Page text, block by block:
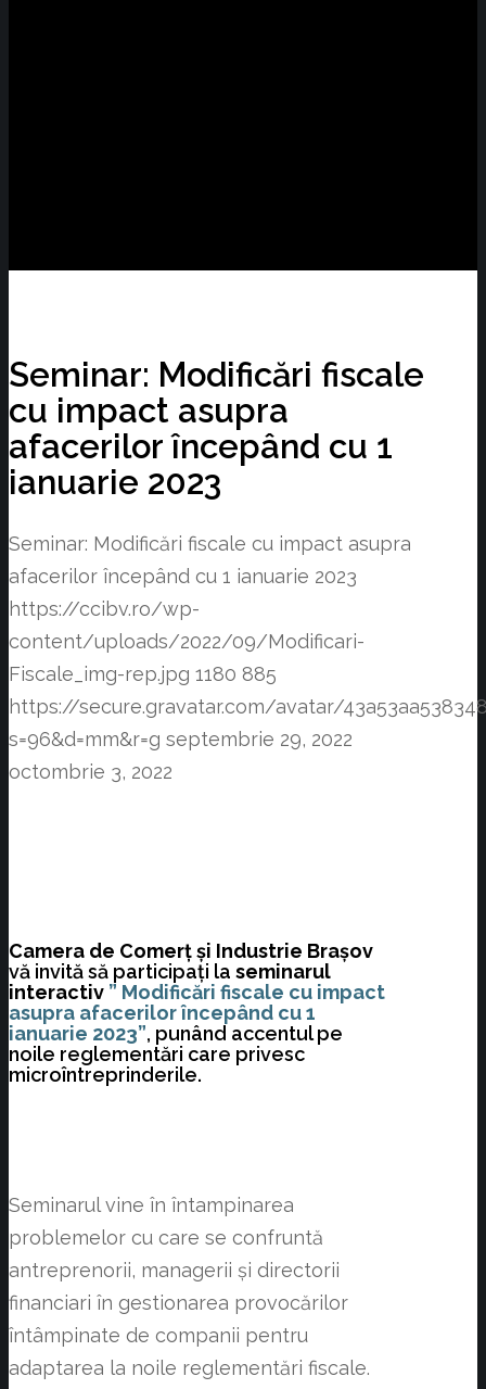
Seminar: Modificări fiscale
cu impact asupra
afacerilor începând cu 1
ianuarie 2023
Seminar: Modificări fiscale cu impact asupra
afacerilor începând cu 1 ianuarie 2023
https://ccibv.ro/wp-
content/uploads/2022/09/Modificari-
Fiscale_img-rep.jpg 1180 885
https://secure.gravatar.com/avatar/
s=96&d=mm&r=g septembrie 29, 2022
octombrie 3, 2022
Camera de Comerț și Industrie Brașov
vă invită să participați la seminarul
interactiv ” Modificări fiscale cu impact
asupra afacerilor începând cu 1
ianuarie 2023”, punând accentul pe
noile reglementări care privesc
microîntreprinderile.
Seminarul vine în întampinarea
problemelor cu care se confruntă
antreprenorii, managerii și directorii
financiari în gestionarea provocărilor
întâmpinate de companii pentru
adaptarea la noile reglementări fiscale.